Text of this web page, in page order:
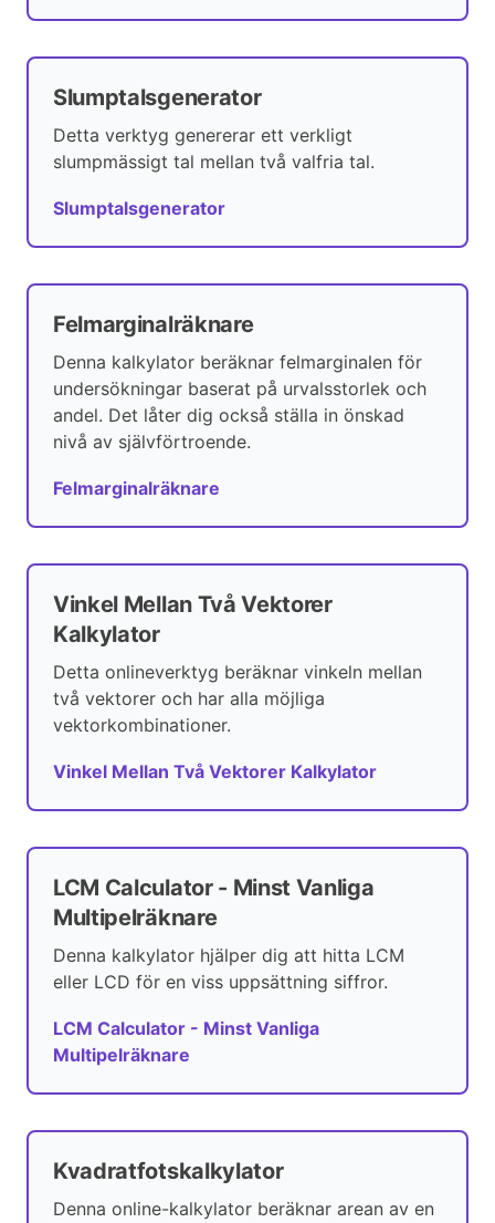
Slumptalsgenerator
Detta verktyg genererar ett verkligt
slumpmässigt tal mellan två valfria tal.
Slumptalsgenerator
Felmarginalräknare
Denna kalkylator beräknar felmarginalen för
undersökningar baserat på urvalsstorlek och
andel. Det låter dig också ställa in önskad
nivå av självförtroende.
Felmarginalräknare
Vinkel Mellan Två Vektorer
Kalkylator
Detta onlineverktyg beräknar vinkeln mellan
två vektorer och har alla möjliga
vektorkombinationer.
Vinkel Mellan Två Vektorer Kalkylator
LCM Calculator - Minst Vanliga
Multipelräknare
Denna kalkylator hjälper dig att hitta LCM
eller LCD för en viss uppsättning siffror.
LCM Calculator - Minst Vanliga
Multipelräknare
Kvadratfotskalkylator
Denna online-kalkylator beräknar arean av en